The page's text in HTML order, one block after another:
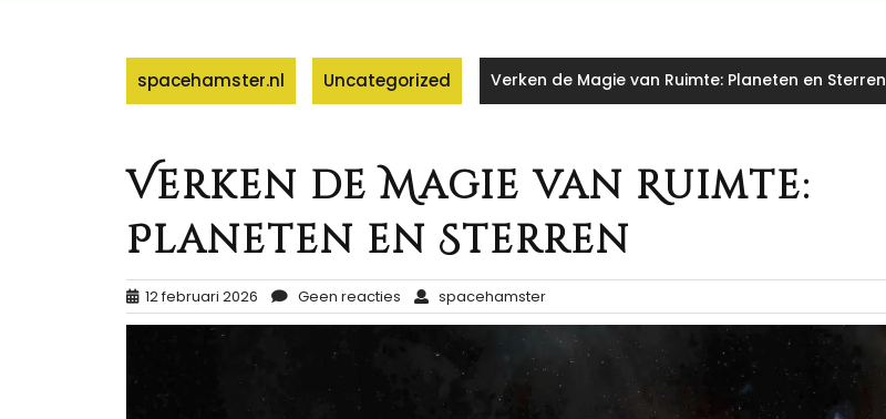
spacehamster.nl Uncategorized Verken de Magie van Ruimte: Planeten en Sterren
Verken de Magie van Ruimte:
Planeten en Sterren
12 februari 2026 Geen reacties spacehamster